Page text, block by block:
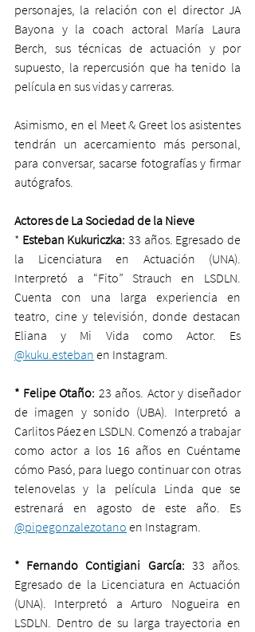
personajes, la relación con el director JA
Bayona y la coach actoral María Laura
Berch, sus técnicas de actuación y por
supuesto, la repercusión que ha tenido la
película en sus vidas y carreras.
Asimismo, en el Meet & Greet los asistentes
tendrán un acercamiento más personal,
para conversar, sacarse fotografías y firmar
autógrafos.
Actores de La Sociedad de la Nieve
* Esteban Kukuriczka: 33 años. Egresado de
la Licenciatura en Actuación (UNA).
Interpretó a “Fito” Strauch en LSDLN.
Cuenta con una larga experiencia en
teatro, cine y televisión, donde destacan
@kuku.esteban en Instagram.
* Felipe Otaño: 23 años. Actor y diseñador
de imagen y sonido (UBA). Interpretó a
Carlitos Páez en LSDLN. Comenzó a trabajar
como actor a los 16 años en Cuéntame
cómo Pasó, para luego continuar con otras
telenovelas y la película Linda que se
@pipegonzalezotano en Instagram.
* Fernando Contigiani García: 33 años.
Egresado de la Licenciatura en Actuación
(UNA). Interpretó a Arturo Nogueira en
LSDLN. Dentro de su larga trayectoria en